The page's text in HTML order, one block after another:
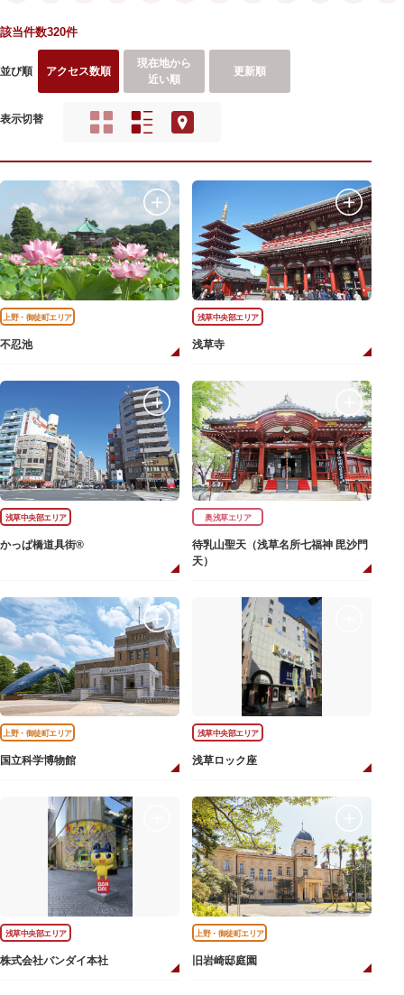
該当件数320件
並び順 アクセス数順
現在地から
近い順
更新順
表示切替
上野・御徒町エリア
不忍池
浅草中央部エリア
浅草寺
浅草中央部エリア
かっぱ橋道具街®
奥浅草エリア
待乳山聖天（浅草名所七福神 毘沙門
天）
上野・御徒町エリア
国立科学博物館
浅草中央部エリア
浅草ロック座
浅草中央部エリア
株式会社バンダイ本社
上野・御徒町エリア
旧岩崎邸庭園